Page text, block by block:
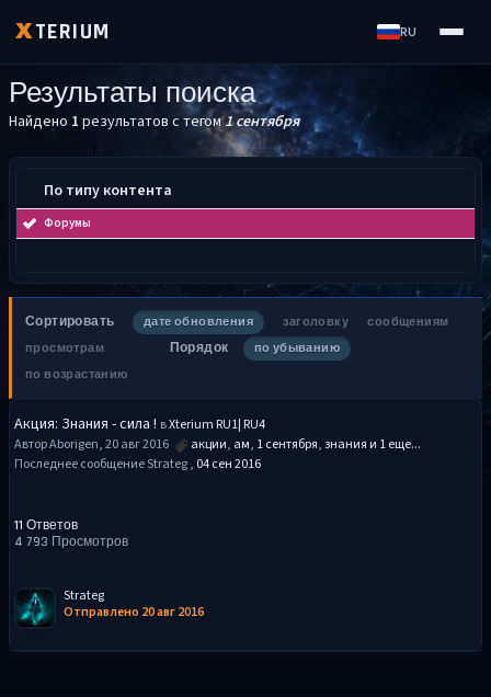
XTERIUM RU
Результаты поиска
Найдено 1 результатов с тегом1 сентября
По типу контента
Форумы
Сортировать дате обновления заголовку
сообщениям
просмотрам
Порядок
по убыванию
по возрастанию
Акция: Знания - сила ! вXterium RU1| RU4
Автор Aborigen, 20 авг 2016
акции, ам, 1 сентября,знания и 1 еще...
Последнее сообщение Strateg , 04 сен 2016
11 Ответов
4 793 Просмотров
Strateg
Отправлено 20 авг 2016